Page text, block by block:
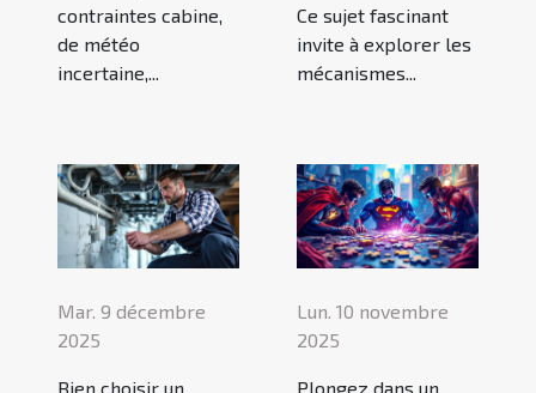
contraintes cabine,
de météo
incertaine,...
Ce sujet fascinant
invite à explorer les
mécanismes...
Mar. 9 décembre
2025
Bien choisir un
Lun. 10 novembre
2025
Plongez dans un